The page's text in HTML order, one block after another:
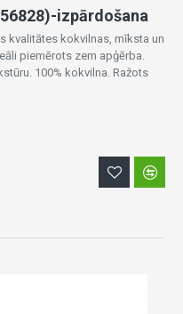
izpārdošana
kvalitātes kokvilnas, mīksta un
piemērots zem apģērba.
100% kokvilna. Ražots